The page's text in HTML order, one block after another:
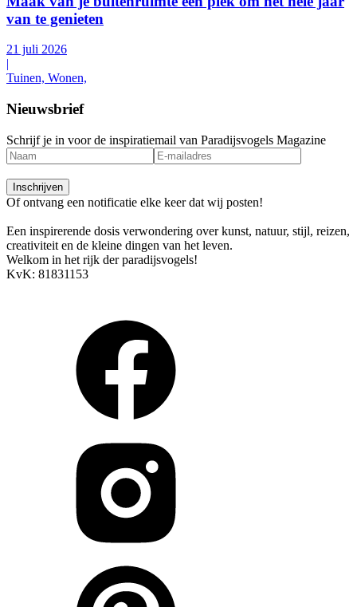
van te genieten
21 juli 2026
Tuinen, Wonen,
Nieuwsbrief
Schrijf je in voor de inspiratiemail van Paradijsvogels Magazine
Of ontvang een notificatie elke keer dat wij posten!
Een inspirerende dosis verwondering over kunst, natuur, stijl, reizen,
creativiteit en de kleine dingen van het leven.
Welkom in het rijk der paradijsvogels!
KvK: 81831153